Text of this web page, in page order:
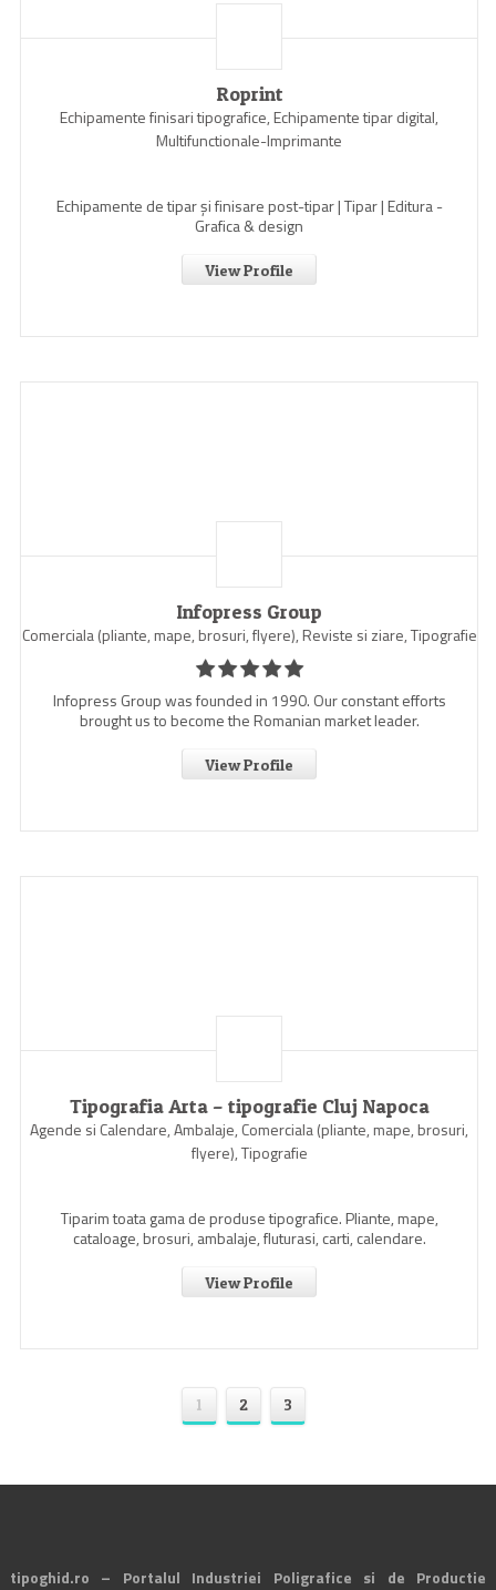
Roprint
Echipamente finisari tipografice, Echipamente tipar digital,
Multifunctionale-Imprimante
Echipamente de tipar și finisare post-tipar | Tipar | Editura -
Grafica & design
View Profile
Infopress Group
Comerciala (pliante, mape, brosuri, flyere), Reviste si ziare, Tipografie
Infopress Group was founded in 1990. Our constant efforts
brought us to become the Romanian market leader.
View Profile
Tipografia Arta – tipografie Cluj Napoca
Agende si Calendare, Ambalaje, Comerciala (pliante, mape, brosuri,
flyere), Tipografie
Tiparim toata gama de produse tipografice. Pliante, mape,
cataloage, brosuri, ambalaje, fluturasi, carti, calendare.
View Profile
1 2 3
tipoghid.ro – Portalul Industriei Poligrafice si de Productie